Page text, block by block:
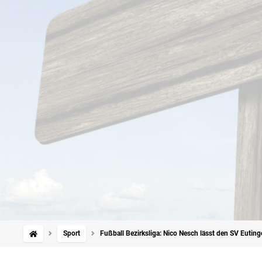
Sport Fußball Bezirksliga: Nico Nesch lässt den SV